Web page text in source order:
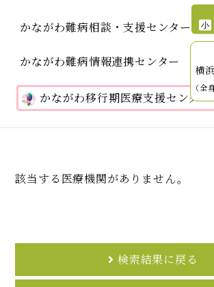
かながわ難病相談・支援センター
かながわ難病情報連携センター
かながわ移行期医療支援センター
横
（全
該当する医療機関がありません。
検索結果に戻る